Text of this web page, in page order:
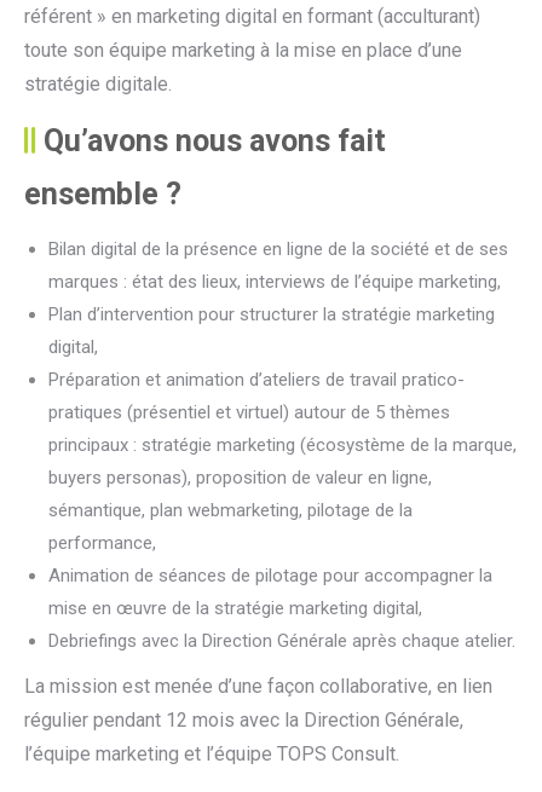
référent » en marketing digital en formant (acculturant)
toute son équipe marketing à la mise en place d’une
stratégie digitale.
Qu’avons nous avons fait
ensemble ?
Bilan digital de la présence en ligne de la société et de ses
marques : état des lieux, interviews de l’équipe marketing,
Plan d’intervention pour structurer la stratégie marketing
digital,
Préparation et animation d’ateliers de travail pratico-
pratiques (présentiel et virtuel) autour de 5 thèmes
principaux : stratégie marketing (écosystème de la marque,
buyers personas), proposition de valeur en ligne,
sémantique, plan webmarketing, pilotage de la
performance,
Animation de séances de pilotage pour accompagner la
mise en œuvre de la stratégie marketing digital,
Debriefings avec la Direction Générale après chaque atelier.
La mission est menée d’une façon collaborative, en lien
régulier pendant 12 mois avec la Direction Générale,
l’équipe marketing et l’équipe TOPS Consult.